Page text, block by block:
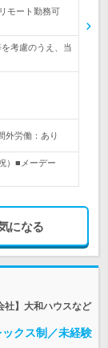
モート勤務可
考慮のうえ、当
外労働：あり
）■メーデー
になる
社】大和ハウスなど
クス制／未経験